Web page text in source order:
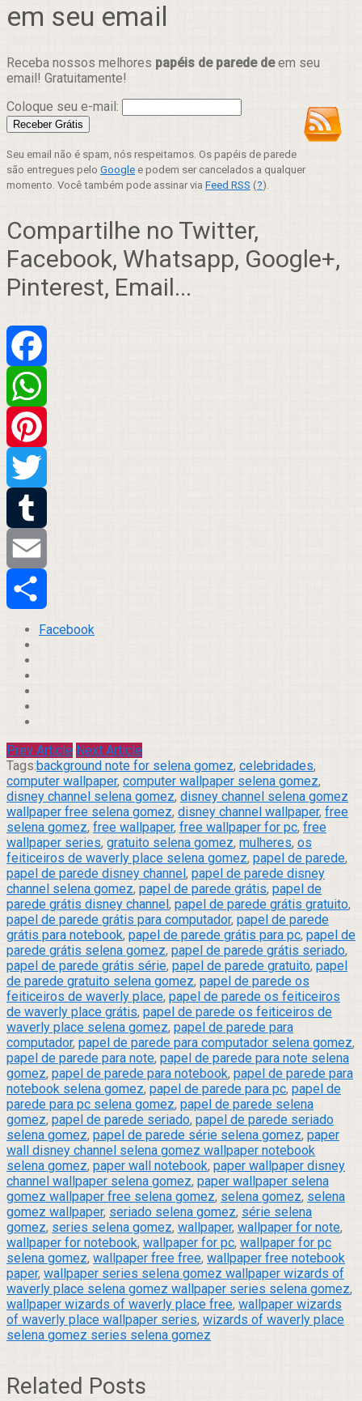
em seu email
Receba nossos melhores papéis de parede deem seu
email! Gratuitamente!
Coloque seu e-mail:
Seu email não é spam, nós respeitamos. Os papéis de parede
são entregues pelo Google e podem ser cancelados a qualquer
momento. Você também pode assinar via Feed RSS (?).
Compartilhe no Twitter,
Facebook, Whatsapp, Google+,
Pinterest, Email...
Facebook
WhatsApp
Pinterest
Twitter
Tumblr
Email
Compartilhar
Facebook
Prev Article Next Article
Tags:background note for selena gomez, celebridades,
computer wallpaper, computer wallpaper selena gomez,
disney channel selena gomez, disney channel selena gomez
wallpaper free selena gomez, disney channel wallpaper, free
selena gomez, free wallpaper, free wallpaper for pc, free
wallpaper series, gratuito selena gomez, mulheres, os
feiticeiros de waverly place selena gomez, papel de parede,
papel de parede disney channel, papel de parede disney
channel selena gomez, papel de parede grátis, papel de
parede grátis disney channel, papel de parede grátis gratuito,
papel de parede grátis para computador, papel de parede
grátis para notebook, papel de parede grátis para pc, papel de
parede grátis selena gomez, papel de parede grátis seriado,
papel de parede grátis série, papel de parede gratuito, papel
de parede gratuito selena gomez, papel de parede os
feiticeiros de waverly place, papel de parede os feiticeiros
de waverly place grátis, papel de parede os feiticeiros de
waverly place selena gomez, papel de parede para
computador, papel de parede para computador selena gomez,
papel de parede para note, papel de parede para note selena
gomez, papel de parede para notebook, papel de parede para
notebook selena gomez, papel de parede para pc, papel de
parede para pc selena gomez, papel de parede selena
gomez, papel de parede seriado, papel de parede seriado
selena gomez, papel de parede série selena gomez, paper
wall disney channel selena gomez wallpaper notebook
selena gomez, paper wall notebook, paper wallpaper disney
channel wallpaper selena gomez, paper wallpaper selena
gomez wallpaper free selena gomez, selena gomez, selena
gomez wallpaper, seriado selena gomez, série selena
gomez, series selena gomez, wallpaper, wallpaper for note,
wallpaper for notebook, wallpaper for pc, wallpaper for pc
selena gomez, wallpaper free free, wallpaper free notebook
paper, wallpaper series selena gomez wallpaper wizards of
waverly place selena gomez wallpaper series selena gomez,
wallpaper wizards of waverly place free, wallpaper wizards
of waverly place wallpaper series, wizards of waverly place
selena gomez series selena gomez
Related Posts